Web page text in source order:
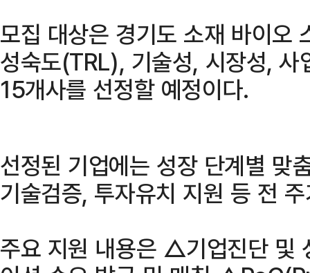
모집 대상은 경기도 소재 바이오
성숙도(TRL), 기술성, 시장성,
15개사를 선정할 예정이다.
선정된 기업에는 성장 단계별 맞
기술검증, 투자유치 지원 등 전
주요 지원 내용은 △기업진단 및